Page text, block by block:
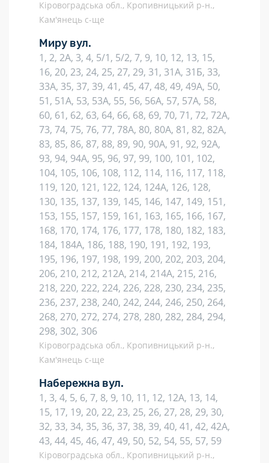
Кіровоградська обл., Кропивницький р-н.,
Кам'янець с-ще
Миру вул.
1, 2, 2А, 3, 4, 5/1, 5/2, 7, 9, 10, 12, 13, 15,
16, 20, 23, 24, 25, 27, 29, 31, 31А, 31Б, 33,
33А, 35, 37, 39, 41, 45, 47, 48, 49, 49А, 50,
51, 51А, 53, 53А, 55, 56, 56А, 57, 57А, 58,
60, 61, 62, 63, 64, 66, 68, 69, 70, 71, 72, 72А,
73, 74, 75, 76, 77, 78А, 80, 80А, 81, 82, 82А,
83, 85, 86, 87, 88, 89, 90, 90А, 91, 92, 92А,
93, 94, 94А, 95, 96, 97, 99, 100, 101, 102,
104, 105, 106, 108, 112, 114, 116, 117, 118,
119, 120, 121, 122, 124, 124А, 126, 128,
130, 135, 137, 139, 145, 146, 147, 149, 151,
153, 155, 157, 159, 161, 163, 165, 166, 167,
168, 170, 174, 176, 177, 178, 180, 182, 183,
184, 184А, 186, 188, 190, 191, 192, 193,
195, 196, 197, 198, 199, 200, 202, 203, 204,
206, 210, 212, 212А, 214, 214А, 215, 216,
218, 220, 222, 224, 226, 228, 230, 234, 235,
236, 237, 238, 240, 242, 244, 246, 250, 264,
268, 270, 272, 274, 278, 280, 282, 284, 294,
298, 302, 306
Кіровоградська обл., Кропивницький р-н.,
Кам'янець с-ще
Набережна вул.
1, 3, 4, 5, 6, 7, 8, 9, 10, 11, 12, 12А, 13, 14,
15, 17, 19, 20, 22, 23, 25, 26, 27, 28, 29, 30,
32, 33, 34, 35, 36, 37, 38, 39, 40, 41, 42, 42А,
43, 44, 45, 46, 47, 49, 50, 52, 54, 55, 57, 59
Кіровоградська обл., Кропивницький р-н.,